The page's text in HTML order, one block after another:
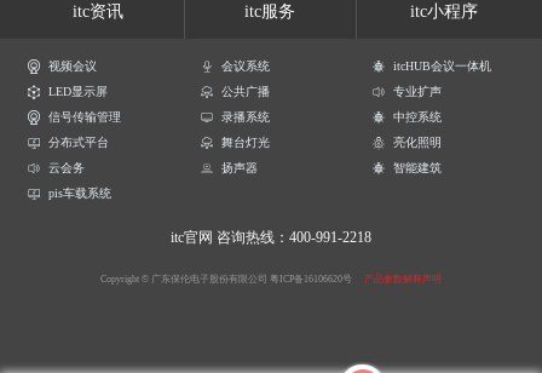
itc资讯 itc服务 itc小程序
视频会议 会议系统
itcHUB会议一体机
LED显示屏
公共广播
专业扩声
信号传输管理
录播系统
中控系统
分布式平台
舞台灯光
亮化照明
云会务
扬声器
智能建筑
pis车载系统
itc官网 咨询热线：400-991-2218
Copyright © 广东保伦电子股份有限公司 粤ICP备16106620号 产品参数解释声明